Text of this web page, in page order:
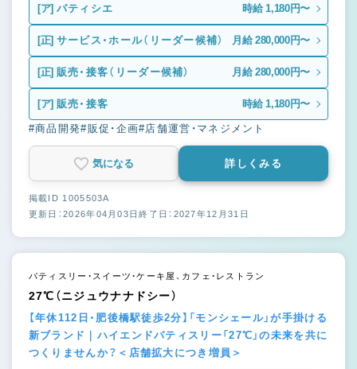
[ア] パティシエ 時給 1,180円〜
[正] サービス・ホール（リーダー候補） 月給 280,000円〜
[正] 販売・接客（リーダー候補） 月給 280,000円〜
[ア] 販売・接客 時給 1,180円〜
#商品開発#販促・企画#店舗運営・マネジメント
気になる 詳しくみる
掲載ID 1005503A
更新日：2026年04月03日終了日：2027年12月31日
パティスリー・スイーツ・ケーキ屋、カフェ・レストラン
27℃（ニジュウナナドシー）
【年休112日・肥後橋駅徒歩2分】「モンシェール」が手掛ける
新ブランド｜ハイエンドパティスリー「27℃」の未来を共に
つくりませんか？＜店舗拡大につき増員＞